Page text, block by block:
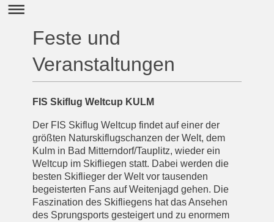
Feste und
Veranstaltungen
FIS Skiflug Weltcup KULM
Der FIS Skiflug Weltcup findet auf einer der
größten Naturskiflugschanzen der Welt, dem
Kulm in Bad Mitterndorf/Tauplitz, wieder ein
Weltcup im Skifliegen statt. Dabei werden die
besten Skiflieger der Welt vor tausenden
begeisterten Fans auf Weitenjagd gehen. Die
Faszination des Skifliegens hat das Ansehen
des Sprungsports gesteigert und zu enormem